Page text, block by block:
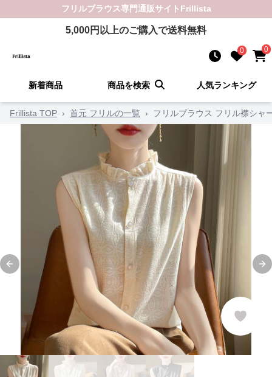
フリルブラウス専門通販サイト Frillista
5,000円以上のご購入で送料無料
0 0
新着商品 商品を検索 人気ランキング
Frillista TOP › 首元 フリルの一覧 › フリルブラウス フリル襟シャ
Previous slide